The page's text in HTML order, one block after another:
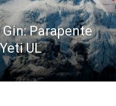
Parapente
UL